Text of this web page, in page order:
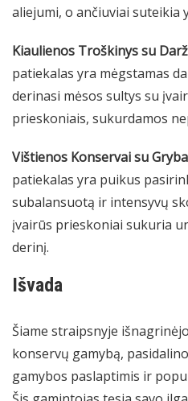
aliejumi, o ančiuviai suteikia
Kiaulienos Troškinys su
patiekalas yra mėgstamas
derinasi mėsos sultys su
prieskoniais, sukurdamos
Vištienos Konservai su
patiekalas yra puikus
subalansuotą ir intensyvų
įvairūs prieskoniai sukuria
derinį.
Išvada
Šiame straipsnyje
konservų gamybą,
gamybos paslaptimis ir